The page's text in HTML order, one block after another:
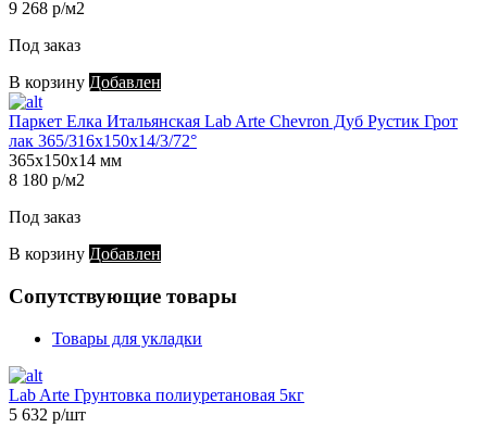
9 268 р/м2
Под заказ
В корзину Добавлен
Паркет Елка Итальянская Lab Arte Chevron Дуб Рустик Грот
лак 365/316х150х14/3/72°
365х150х14 мм
8 180 р/м2
Под заказ
В корзину Добавлен
Сопутствующие товары
Товары для укладки
Lab Arte Грунтовка полиуретановая 5кг
5 632 р/шт